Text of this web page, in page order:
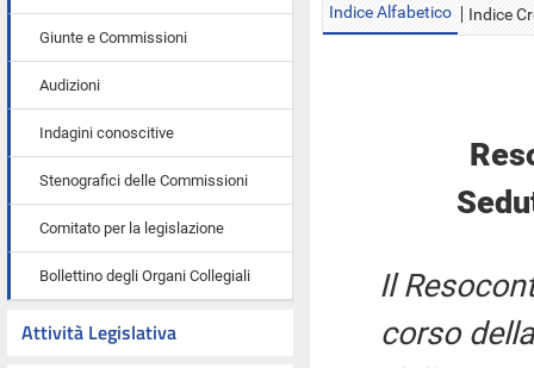
Giunte e Commissioni
Audizioni
Indagini conoscitive
Stenografici delle Commissioni
Comitato per la legislazione
Bollettino degli Organi Collegiali
Attività Legislativa
Indice Alfabetico Indice
Il
corso